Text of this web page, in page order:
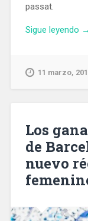
passat.
Sigue leyendo →
11 marzo,
Los
de
nuevo